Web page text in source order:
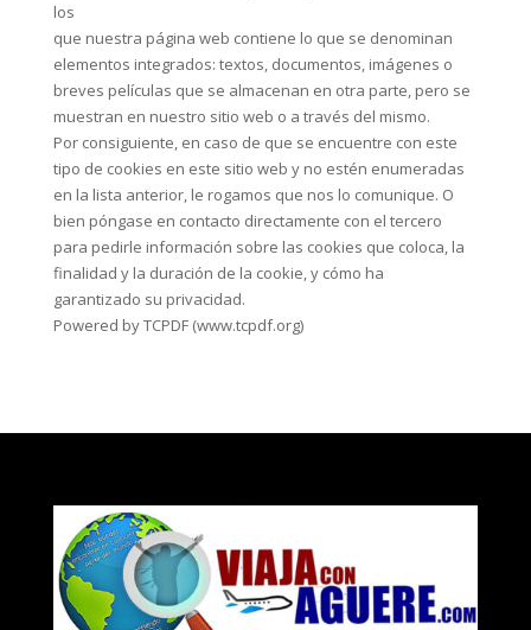
los
que nuestra página web contiene lo que se denominan
elementos integrados: textos, documentos, imágenes o
breves películas que se almacenan en otra parte, pero se
muestran en nuestro sitio web o a través del mismo.
Por consiguiente, en caso de que se encuentre con este
tipo de cookies en este sitio web y no estén enumeradas
en la lista anterior, le rogamos que nos lo comunique. O
bien póngase en contacto directamente con el tercero
para pedirle información sobre las cookies que coloca, la
finalidad y la duración de la cookie, y cómo ha
garantizado su privacidad.
Powered by TCPDF (www.tcpdf.org)